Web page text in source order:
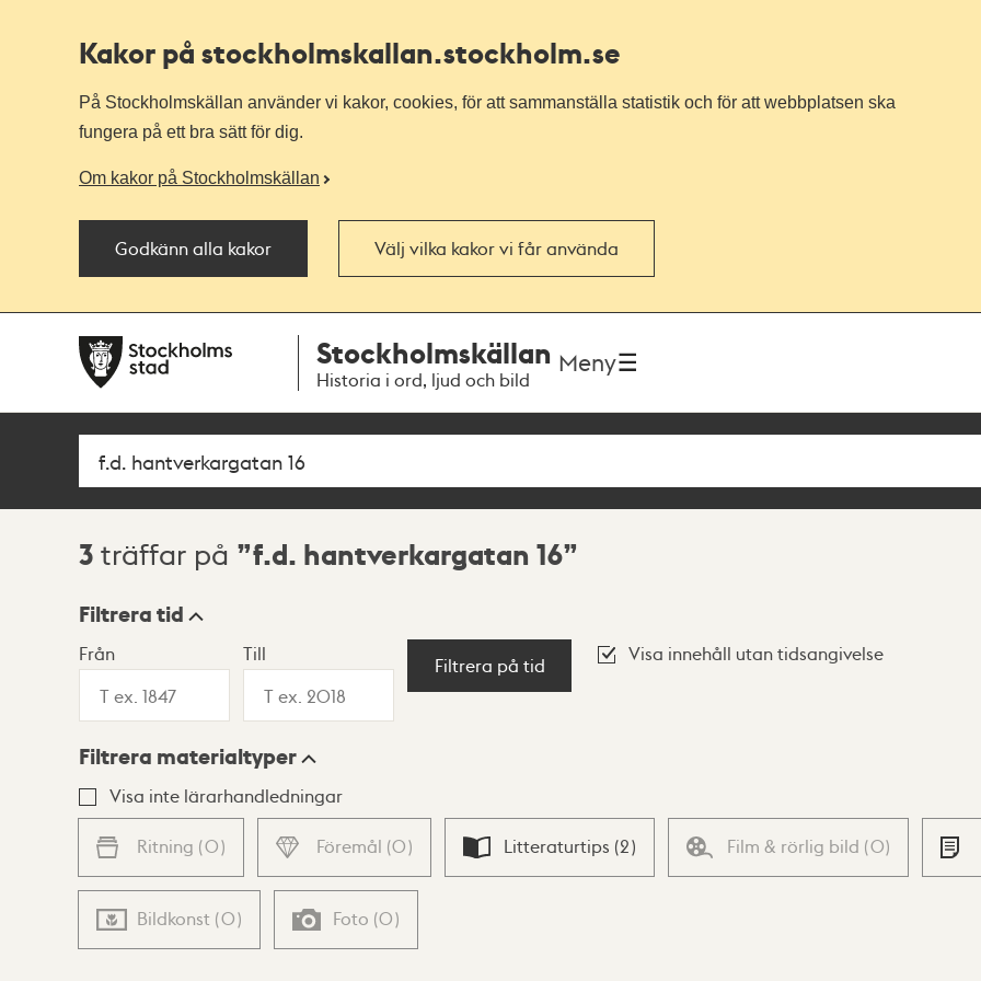
Kakor på stockholmskallan.stockholm.se
På Stockholmskällan använder vi kakor, cookies, för att sammanställa statistik och för att webbplatsen ska
fungera på ett bra sätt för dig.
Om kakor på Stockholmskällan
Godkänn alla kakor Välj vilka kakor vi får använda
navigationen
huvudinnehållet
Stockholmskällan
Historia i ord, ljud och bild
Meny
Sök
Sökresultat
3 träffar på f.d. hantverkargatan 16
Visningsläge
Lista Karta
Filtrera tid
Från Till
Filtrera på tid
Visa innehåll utan tidsangivelse
Filtrera materialtyper
Visa inte lärarhandledningar
Ritning (0) Föremål (0) Litteraturtips (2) Film & rörlig bild (0)
Bildkonst (0) Foto (0)